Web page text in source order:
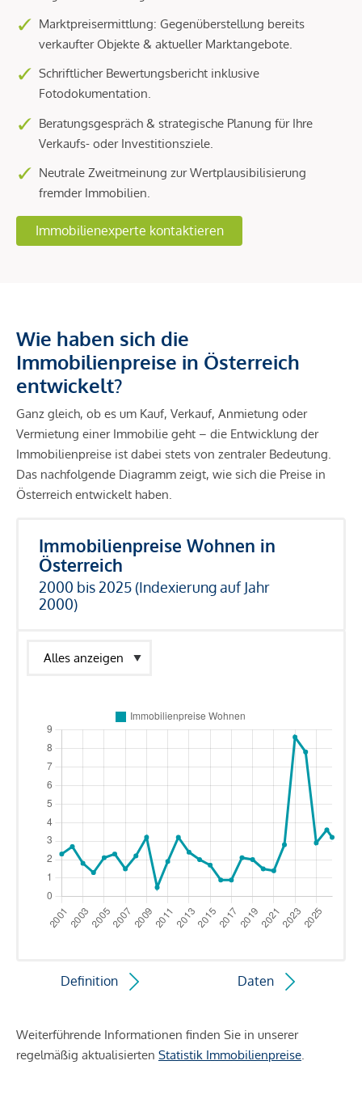
Marktpreisermittlung: Gegenüberstellung bereits
verkaufter Objekte & aktueller Marktangebote.
Schriftlicher Bewertungsbericht inklusive
Fotodokumentation.
Beratungsgespräch & strategische Planung für Ihre
Verkaufs- oder Investitionsziele.
Neutrale Zweitmeinung zur Wertplausibilisierung
fremder Immobilien.
Immobilienexperte kontaktieren
Wie haben sich die
Immobilienpreise in Österreich
entwickelt?
Ganz gleich, ob es um Kauf, Verkauf, Anmietung oder
Vermietung einer Immobilie geht – die Entwicklung der
Immobilienpreise ist dabei stets von zentraler Bedeutung.
Das nachfolgende Diagramm zeigt, wie sich die Preise in
Österreich entwickelt haben.
Immobilienpreise Wohnen in
Österreich
2000 bis 2025 (Indexierung auf Jahr
2000)
Definition Daten
Weiterführende Informationen finden Sie in unserer
regelmäßig aktualisierten Statistik Immobilienpreise